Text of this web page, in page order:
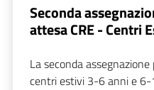
Seconda
attesa CRE - Centri
La seconda
centri estivi 3-6 anni e